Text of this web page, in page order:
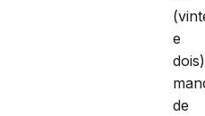
e
dois)
de